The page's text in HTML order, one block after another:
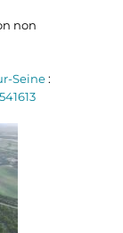
non
Seine: